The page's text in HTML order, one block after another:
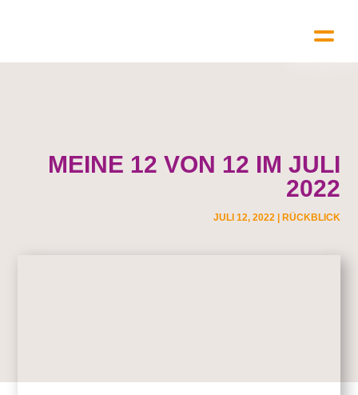
MEINE 12 VON 12 IM JULI
2022
JULI 12, 2022| RÜCKBLICK